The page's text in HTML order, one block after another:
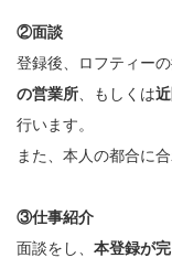
②面談
登録後、ロフティー
の営業所 、もしくは
行います。
また、本人の都合に
③仕事紹介
面談をし、 本登録が